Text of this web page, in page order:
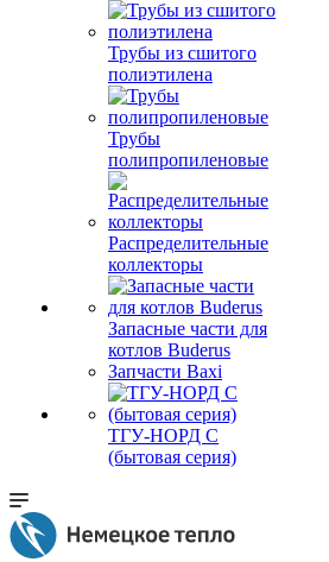
Трубы из сшитого
полиэтилена
Трубы
полипропиленовые
Распределительные
коллекторы
Запасные части для
котлов Buderus
Запчасти Baxi
ТГУ-НОРД С
(бытовая серия)